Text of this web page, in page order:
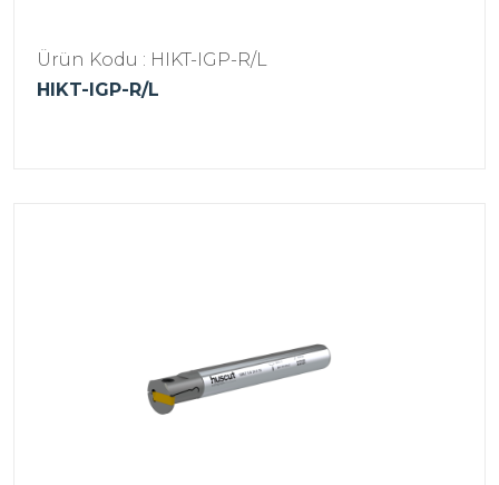
Ürün Kodu : HIKT-IGP-R/L
HIKT-IGP-R/L